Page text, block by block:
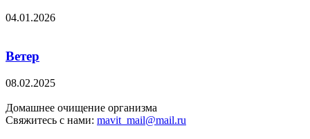
04.01.2026
Ветер
08.02.2025
Домашнее очищение организма
Свяжитесь с нами: mavit_mail@mail.ru